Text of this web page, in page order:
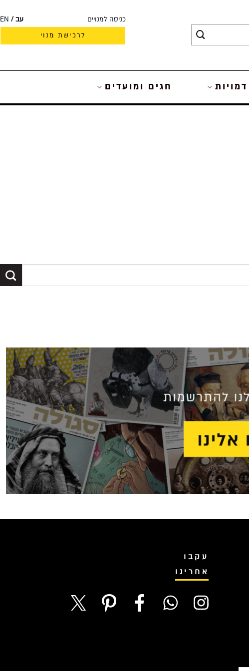
כניסה למנויים עב
EN
לרכישת מנוי
דמויות חגים ומועדים
עקבו
אחרינו